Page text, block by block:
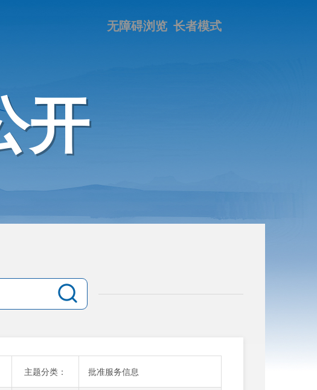
长者模式
无障碍浏览
开
主题分类： 批准服务信息